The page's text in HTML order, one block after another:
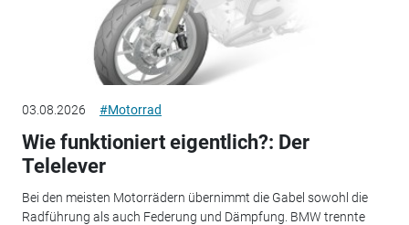
03.08.2026 #Motorrad
Wie funktioniert eigentlich?: Der
Telelever
Bei den meisten Motorrädern übernimmt die Gabel sowohl die
Radführung als auch Federung und Dämpfung. BMW trennte